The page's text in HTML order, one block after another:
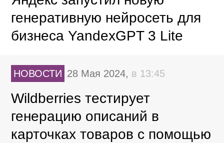
генеративную нейросеть для
бизнеса YandexGPT 3 Lite
НОВОСТИ 28 Мая 2024, в 13:45
Wildberries тестирует
генерацию описаний в
карточках товаров с помощью